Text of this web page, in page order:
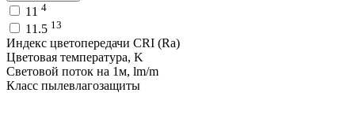
11 4
11.5 13
Индекс цветопередачи CRI (Ra)
Цветовая температура, K
Световой поток на 1м, lm/m
Класс пылевлагозащиты